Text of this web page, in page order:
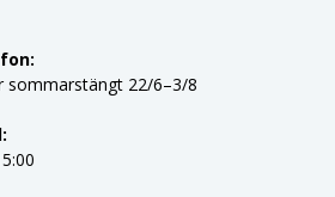
sommarstängt 22/6–3/8